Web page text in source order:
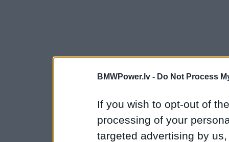
BMWPower.lv - Do Not Process
If you wish to opt-out of
processing of your
targeted advertising by